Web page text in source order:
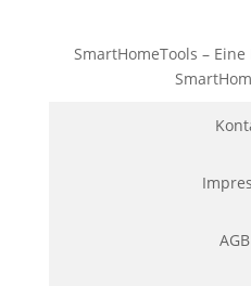
SmartHomeTools –